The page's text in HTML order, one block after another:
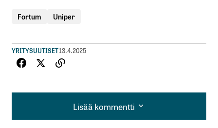
Fortum Uniper
YRITYSUUTISET13.4.2025
Lisää kommentti
Lisää kommentti